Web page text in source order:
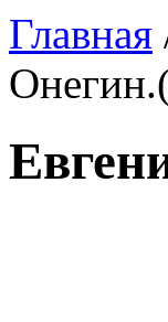
Главная